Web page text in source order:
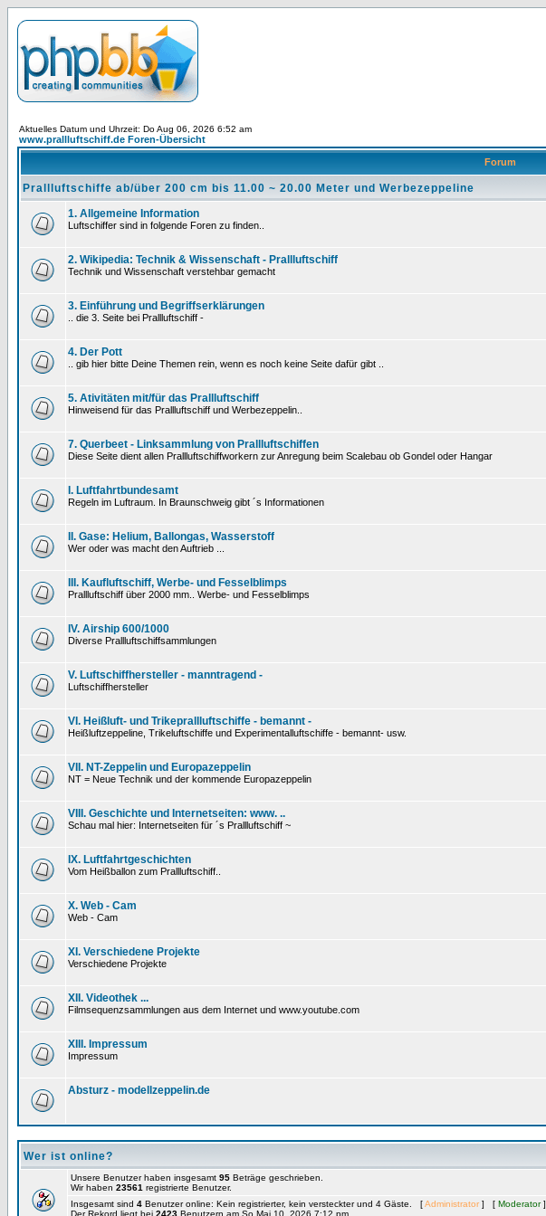
Aktuelles Datum und Uhrzeit: Do Aug 06, 2026 6:52 am
www.prallluftschiff.de Foren-Übersicht
Forum
Prallluftschiffe ab/über 200 cm bis 11.00 ~ 20.00 Meter und Werbezeppeline
1. Allgemeine Information
Luftschiffer sind in folgende Foren zu finden..
2. Wikipedia: Technik & Wissenschaft - Prallluftschiff
Technik und Wissenschaft verstehbar gemacht
3. Einführung und Begriffserklärungen
.. die 3. Seite bei Prallluftschiff -
4. Der Pott
.. gib hier bitte Deine Themen rein, wenn es noch keine Seite dafür gibt ..
5. Ativitäten mit/für das Prallluftschiff
Hinweisend für das Prallluftschiff und Werbezeppelin..
7. Querbeet - Linksammlung von Prallluftschiffen
Diese Seite dient allen Prallluftschiffworkern zur Anregung beim Scalebau ob Gondel oder Hangar
I. Luftfahrtbundesamt
Regeln im Luftraum. In Braunschweig gibt ´s Informationen
II. Gase: Helium, Ballongas, Wasserstoff
Wer oder was macht den Auftrieb ...
III. Kaufluftschiff, Werbe- und Fesselblimps
Prallluftschiff über 2000 mm.. Werbe- und Fesselblimps
IV. Airship 600/1000
Diverse Prallluftschiffsammlungen
V. Luftschiffhersteller - manntragend -
Luftschiffhersteller
VI. Heißluft- und Trikeprallluftschiffe - bemannt -
Heißluftzeppeline, Trikeluftschiffe und Experimentalluftschiffe - bemannt- usw.
VII. NT-Zeppelin und Europazeppelin
NT = Neue Technik und der kommende Europazeppelin
VIII. Geschichte und Internetseiten: www. ..
Schau mal hier: Internetseiten für ´s Prallluftschiff ~
IX. Luftfahrtgeschichten
Vom Heißballon zum Prallluftschiff..
X. Web - Cam
Web - Cam
XI. Verschiedene Projekte
Verschiedene Projekte
XII. Videothek ...
Filmsequenzsammlungen aus dem Internet und www.youtube.com
XIII. Impressum
Impressum
Absturz - modellzeppelin.de
Wer ist online?
Unsere Benutzer haben insgesamt 95 Beträge geschrieben.
Wir haben 23561 registrierte Benutzer.
Insgesamt sind 4 Benutzer online: Kein registrierter, kein versteckter und 4 Gäste. [Administrator ] [ Moderator]
Der Rekord liegt bei 2423 Benutzern am So Mai 10, 2026 7:12 pm.